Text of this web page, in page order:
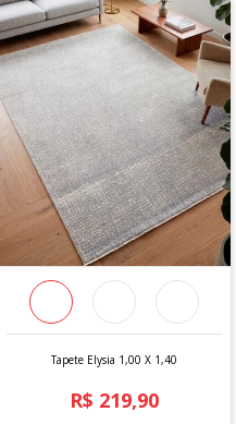
Tapete Elysia 1,00 X 1,40
R$ 219,90